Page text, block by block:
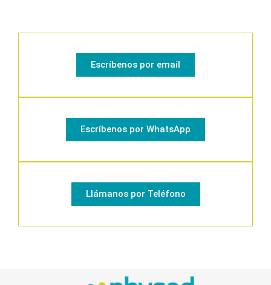
Escríbenos por email
Escríbenos por WhatsApp
Llámanos por Teléfono